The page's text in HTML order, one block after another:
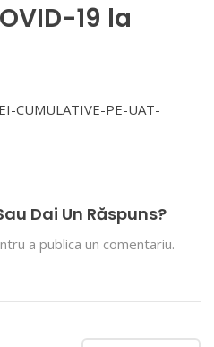
19 la
CUMULATIVE-PE-UAT-
Dai Un Răspuns?
a publica un comentariu.